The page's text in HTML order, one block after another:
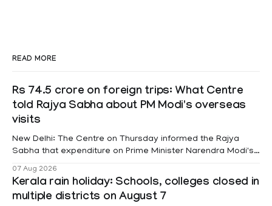
READ MORE
Rs 74.5 crore on foreign trips: What Centre
told Rajya Sabha about PM Modi's overseas
visits
New Delhi: The Centre on Thursday informed the Rajya
Sabha that expenditure on Prime Minister Narendra Modi's
foreign visits has crossed ₹74.5 crore in 2026 so far. The
information was provided by Minister of State for External
Affairs Pabitra Margherita in a written reply to questions
raised
07 Aug 2026
Kerala rain holiday: Schools, colleges closed in
multiple districts on August 7